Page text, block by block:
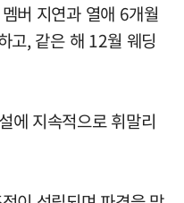
버 지연과 열애 6개월
고, 같은 해 12월 웨딩
에 지속적으로 휘말리